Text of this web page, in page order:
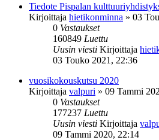
Tiedote Pispalan
Kirjoittaja hietikonminna » 03
0 Vastaukset
160849 Luettu
Uusin viesti Kirjoittaja
03 Touko 2021, 22:36
vuosikokouskutsu 2020
Kirjoittaja valpuri » 09 Tammi
0 Vastaukset
177237 Luettu
Uusin viesti Kirjoittaja
09 Tammi 2020, 22:14